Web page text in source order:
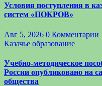
Условия поступления в
систем «ПОКРОВ»
Авг 5, 2026 0 Комментарии
Казачье образование
Учебно-методическое
России опубликовано на
общества